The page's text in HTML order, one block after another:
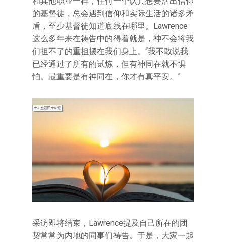
的基督徒，总会遇到信仰和实际生活的诸多矛
盾，至少基督徒知道底线在哪里。Lawrence
这么多年来在祷告中的得着就是，神不会将我
们担不了的重担摆在我们身上。“我不敢说我
已经通过了所有的试炼，但有神同在就不惧
怕。最重要是有神同在，你才有真平安。”
采访即将结束，Lawrence提及自己所在的团
契常常为内地的同事们祷告。于是，大家一起